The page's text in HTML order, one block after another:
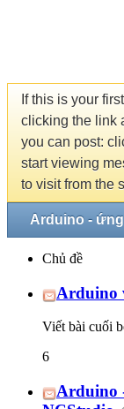
If this is your
clicking the link
you can post:
start viewing
to visit from the
Arduino -
Chủ đề
Arduino
Viết bài cuối
6
Arduino